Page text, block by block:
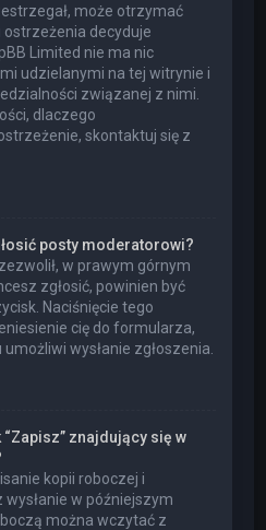
może otrzymać
decyduje
Limited nie ma nic
udzielanymi na tej witrynie i
związanej z nimi.
dlaczego
skontaktuj się z
posty moderatorowi?
w prawym górnym
zgłosić, powinien być
Naciśnięcie tego
cię do formularza,
wysłanie zgłoszenia.
znajdujący się w
kopii roboczej i
w późniejszym
można wczytać z